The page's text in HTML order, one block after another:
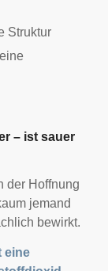
Struktur
– ist sauer
der Hoffnung
jemand
bewirkt.
eine